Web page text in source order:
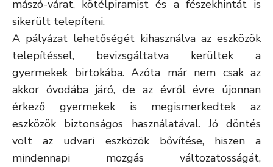
mászó-várat, kötélpiramist és a fészekhintát is
sikerült telepíteni.
A pályázat lehetőségét kihasználva az eszközök
telepítéssel, bevizsgáltatva kerültek a
gyermekek birtokába. Azóta már nem csak az
akkor óvodába járó, de az évről évre újonnan
érkező gyermekek is megismerkedtek az
eszközök biztonságos használatával. Jó döntés
volt az udvari eszközök bővítése, hiszen a
mindennapi mozgás változatosságát,